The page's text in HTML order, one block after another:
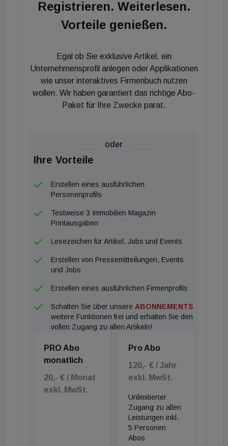
Partner von Montano Real Estate. "Das ist der
nächste konsequente Schritt in der Erweiterung des
Registrieren. Weiterlesen.
Vorteile genießen.
Egal ob Sie exklusive Artikel, ein
Unternehmensprofil anlegen oder Applikationen
wie unser interaktives Firmenbuch nutzen
wollen. Wir haben garantiert das richtige Abo-
Paket für Ihre Zwecke parat.
oder
Ihre Vorteile
Erstellen eines ausführlichen
Personenprofils
Testweise 3 Immobilien Magazin
Printausgaben
Lesezeichen für Artikel, Jobs und Events
Erstellen von Pressemitteilungen, Events
und Jobs
Erstellen eines ausführlichen Firmenprofils
Schalten Sie über unsere ABONNEMENTS
weitere Funktionen frei und erhalten Sie den
vollen Zugang zu allen Artikeln!
PRO Abo
monatlich
20,- € / Monat
exkl. MwSt.
Pro Abo
120,- € / Jahr
exkl. MwSt.
Unlimitierter
Zugang zu allen
Leistungen inkl.
5 Personen
Abos